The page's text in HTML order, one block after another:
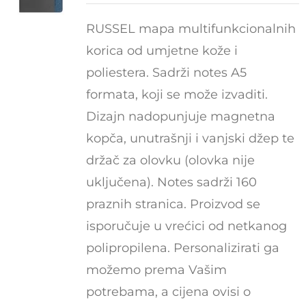
RUSSEL mapa multifunkcionalnih
korica od umjetne kože i
poliestera. Sadrži notes A5
formata, koji se može izvaditi.
Dizajn nadopunjuje magnetna
kopča, unutrašnji i vanjski džep te
držač za olovku (olovka nije
uključena). Notes sadrži 160
praznih stranica. Proizvod se
isporučuje u vrećici od netkanog
polipropilena. Personalizirati ga
možemo prema Vašim
potrebama, a cijena ovisi o